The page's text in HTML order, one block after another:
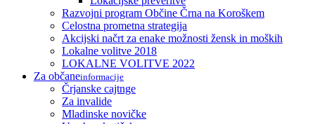
Razvojni program Občine Črna na Koroškem
Celostna prometna strategija
Akcijski načrt za enake možnosti žensk in moških
Lokalne volitve 2018
LOKALNE VOLITVE 2022
Za občaneinformacije
Črjanske cajtnge
Za invalide
Mladinske novičke